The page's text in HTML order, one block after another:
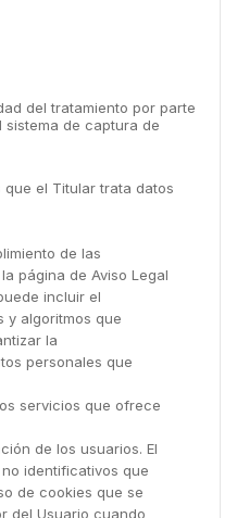
del tratamiento por parte
de captura de
el Titular trata datos
de las
página de Aviso Legal
incluir el
y algoritmos que
la
personales que
servicios que ofrece
de los usuarios. El
identificativos que
de cookies que se
del Usuario cuando